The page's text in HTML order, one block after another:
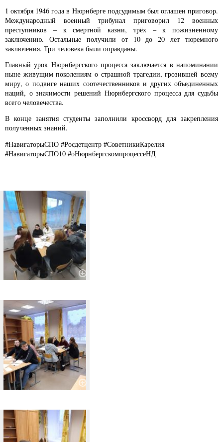
1 октября 1946 года в Нюрнберге подсудимым был оглашен приговор.
Международный военный трибунал приговорил 12 военных
преступников – к смертной казни, трёх – к пожизненному
заключению. Остальные получили от 10 до 20 лет тюремного
заключения. Три человека были оправданы.
Главный урок Нюрнбергского процесса заключается в напоминании
ныне живущим поколениям о страшной трагедии, грозившей всему
миру, о подвиге наших соотечественников и других объединенных
наций, о значимости решений Нюрнбергского процесса для судьбы
всего человечества.
В конце занятия студенты заполнили кроссворд для закрепления
полученных знаний.
#НавигаторыСПО #Росдетцентр #СоветникиКарелия
#НавигаторыСПО10 #оНюрнбергскомпроцессеНД